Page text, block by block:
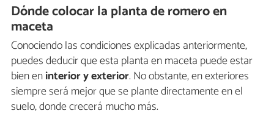
Dónde colocar la planta de romero en
maceta
Conociendo las condiciones explicadas anteriormente,
puedes deducir que esta planta en maceta puede estar
bien eninterior y exterior. No obstante, en exteriores
siempre será mejor que se plante directamente en el
suelo, donde crecerá mucho más.